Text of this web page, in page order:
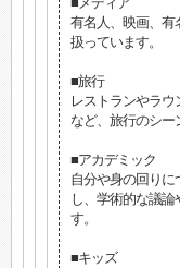
有名人、映画、有
扱っています。
■旅行
レストランやラ
など、旅行のシー
■アカデミック
自分や身の回り
し、学術的な議
す。
■キッズ